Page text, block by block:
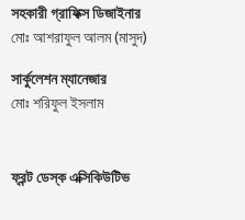
সহকারী গ্রাফিক্স ডিজাইনার
মোঃ আশরাফুল আলম (মাসুদ)
সার্কুলেশন ম্যানেজার
মোঃ শরিফুল ইসলাম
ফ্রন্ট ডেস্ক এক্সিকিউটিভ